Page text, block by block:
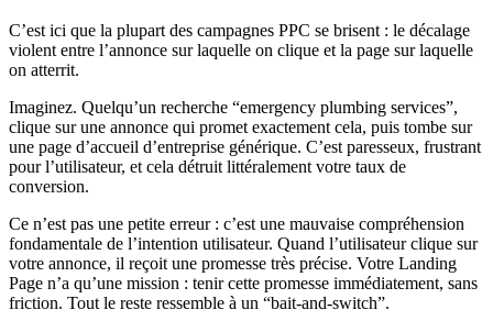
C’est ici que la plupart des campagnes PPC se brisent : le décalage
violent entre l’annonce sur laquelle on clique et la page sur laquelle
on atterrit.
Imaginez. Quelqu’un recherche “emergency plumbing services”,
clique sur une annonce qui promet exactement cela, puis tombe sur
une page d’accueil d’entreprise générique. C’est paresseux, frustrant
pour l’utilisateur, et cela détruit littéralement votre taux de
conversion.
Ce n’est pas une petite erreur : c’est une mauvaise compréhension
fondamentale de l’intention utilisateur. Quand l’utilisateur clique sur
votre annonce, il reçoit une promesse très précise. Votre Landing
Page n’a qu’une mission : tenir cette promesse immédiatement, sans
friction. Tout le reste ressemble à un “bait-and-switch”.